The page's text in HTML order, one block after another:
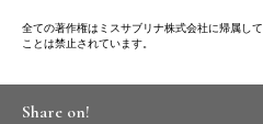
全ての著作権はミスサブリナ株式会社に帰属し
ことは禁止されています。
Share on!